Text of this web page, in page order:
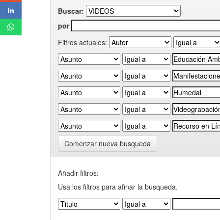
Buscar:
por
Filtros actuales:
Comenzar nueva busqueda
Añadir filtros:
Usa los filtros para afinar la busqueda.